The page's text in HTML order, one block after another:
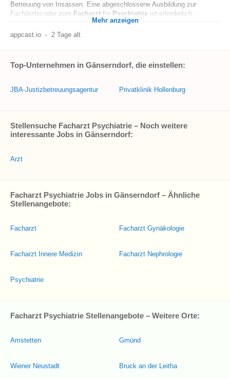
Betreuung von Insassen. Eine abgeschlossene Ausbildung zur
Fachärztin oder zum Facharzt für Psychiatrie ist erforderlich...
Mehr anzeigen
appcast.io - 2 Tage alt
Top-Unternehmen in Gänserndorf, die einstellen:
JBA-Justizbetreuungsagentur Privatklinik Hollenburg
Stellensuche Facharzt Psychiatrie – Noch weitere
interessante Jobs in Gänserndorf:
Arzt
Facharzt Psychiatrie Jobs in Gänserndorf – Ähnliche
Stellenangebote:
Facharzt
Facharzt Innere Medizin
Psychiatrie
Facharzt Gynäkologie
Facharzt Nephrologie
Facharzt Psychiatrie Stellenangebote – Weitere Orte:
Amstetten
Wiener Neustadt
Gmünd
Bruck an der Leitha